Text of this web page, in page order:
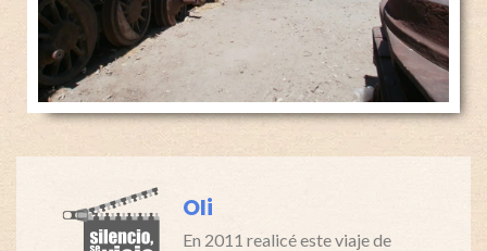
Oli
En 2011 realicé este viaje de